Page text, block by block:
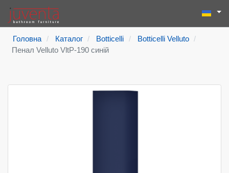
Пошук
Type 2 or
Головна Каталог Botticelli
Botticelli Velluto
Пенал Velluto VltP-190 синій